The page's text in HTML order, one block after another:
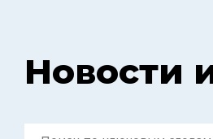
Новости